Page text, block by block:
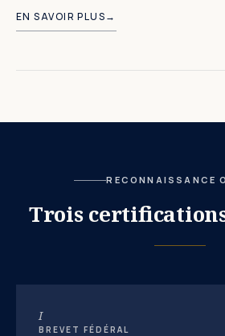
EN SAVOIR PLUS→
RECONNAISSANCE
Trois
I
BREVET FÉDÉRAL